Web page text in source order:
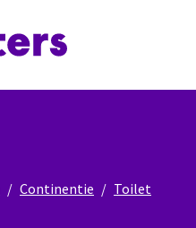
Continentie
Toilet